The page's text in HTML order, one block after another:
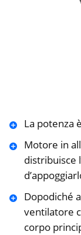
La potenza
Motore in
distribuisce
Dopodiché
ventilatore
corpo